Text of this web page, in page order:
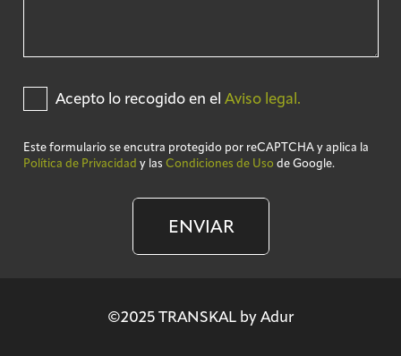
Acepto lo recogido en el Aviso legal.
Este formulario se encutra protegido por reCAPTCHA y aplica la
Política de Privacidad y las Condiciones de Uso de Google.
ENVIAR
©2025 TRANSKAL by Adur